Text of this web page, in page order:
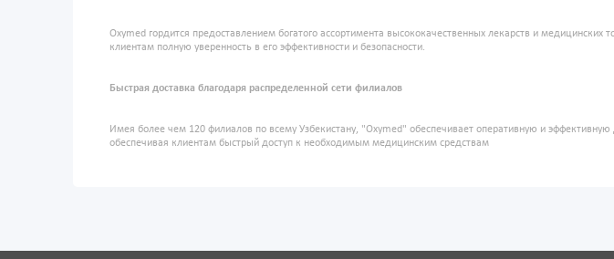
Oxymed гордится предоставлением богатого ассортимента высококачественных лекарств и
клиентам полную уверенность в его эффективности и безопасности.
Быстрая доставка благодаря распределенной сети филиалов
Имея более чем 120 филиалов по всему Узбекистану, "Oxymed" обеспечивает оперативную и
обеспечивая клиентам быстрый доступ к необходимым медицинским средствам